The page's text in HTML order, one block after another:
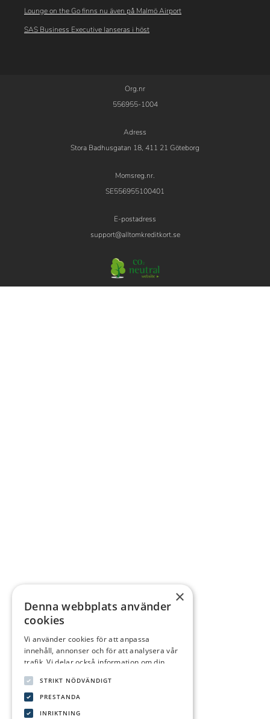
Lounge on the Go finns nu även på Malmö Airport
SAS Business Executive lanseras i höst
Org.nr
556955-1004
Adress
Stora Badhusgatan 18, 411 21 Göteborg
Momsreg.nr.
SE556955100401
E-postadress
support@alltomkreditkort.se
×
Denna webbplats använder
cookies
Vi använder cookies för att anpassa
innehåll, annonser och för att analysera vår
trafik. Vi delar också information om din
reklam- och analyspartners som kan
kombinera den med annan information som
du har tillhandahållit dem eller som de har
STRIKT NÖDVÄNDIGT
PRESTANDA
INRIKTNING